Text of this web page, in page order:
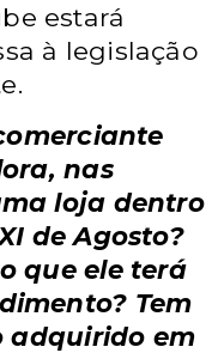
estará
à legislação
nas
loja dentro
de Agosto?
que ele terá
Tem
adquirido em